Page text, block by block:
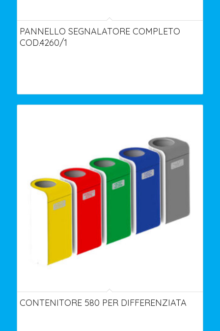
PANNELLO SEGNALATORE COMPLETO
COD.4260/1
CONTENITORE 580 PER DIFFERENZIATA